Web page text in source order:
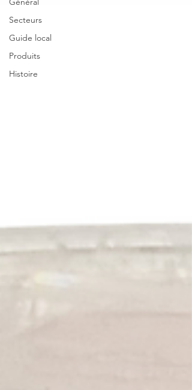
Secteurs
Guide local
Produits
Histoire